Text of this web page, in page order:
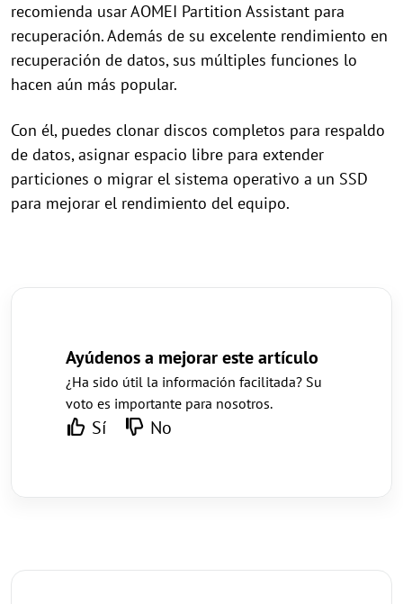
recomienda usar AOMEI Partition Assistant para
recuperación. Además de su excelente rendimiento en
recuperación de datos, sus múltiples funciones lo
hacen aún más popular.
Con él, puedes clonar discos completos para respaldo
de datos, asignar espacio libre para extender
particiones o migrar el sistema operativo a un SSD
para mejorar el rendimiento del equipo.
Ayúdenos a mejorar este artículo
¿Ha sido útil la información facilitada? Su
voto es importante para nosotros.
Sí No